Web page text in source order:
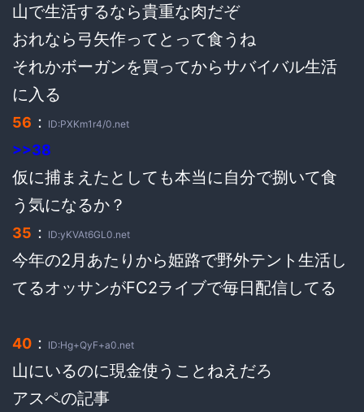
山で生活するなら貴重な肉だぞ
おれなら弓矢作ってとって食うね
それかボーガンを買ってからサバイバル生活
に入る
56 ： ID:PXKm1r4/0.net
>>38
仮に捕まえたとしても本当に自分で捌いて食
う気になるか？
35 ： ID:yKVAt6GL0.net
今年の2月あたりから姫路で野外テント生活し
てるオッサンがFC2ライブで毎日配信してる
40 ： ID:Hg+QyF+a0.net
山にいるのに現金使うことねえだろ
アスペの記事